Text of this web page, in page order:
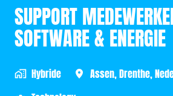
SUPPORT
SOFTWARE & ENERGIE
Hybride Assen,Drenthe,